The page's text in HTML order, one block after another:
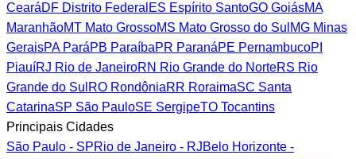
CearáDF Distrito Federal ES Espírito SantoGO GoiásMA
MaranhãoMT Mato GrossoMS Mato Grosso do Sul MG Minas
GeraisPAParáPB ParaíbaPR ParanáPE PernambucoPI
PiauíRJ Rio de JaneiroRN Rio Grande do NorteRS Rio
Grande do Sul RO RondôniaRR RoraimaSC Santa
CatarinaSP São PauloSE SergipeTO Tocantins
Principais Cidades
São Paulo - SPRio de Janeiro - RJBelo Horizonte -